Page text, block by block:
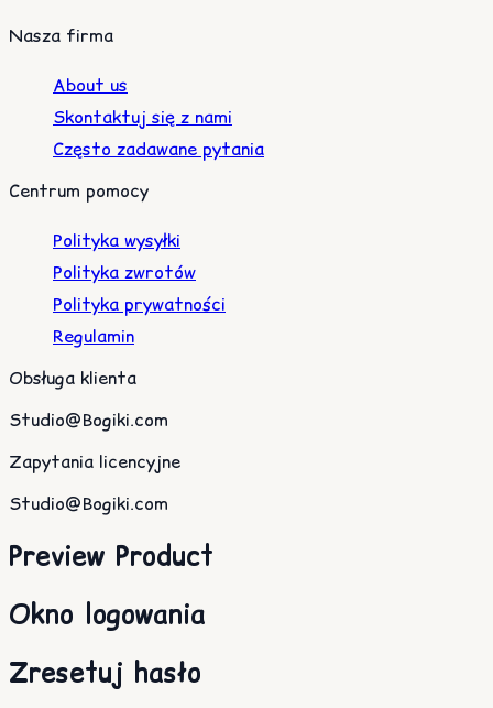
Nasza firma
About us
Skontaktuj się z nami
Często zadawane pytania
Centrum pomocy
Polityka wysyłki
Polityka zwrotów
Polityka prywatności
Regulamin
Obsługa klienta
Studio@Bogiki.com
Zapytania licencyjne
Studio@Bogiki.com
Preview Product
Okno logowania
Zresetuj hasło